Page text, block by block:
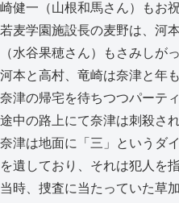
崎健一（山根和馬さん）もお
若麦学園施設長の麦野は、河
（水谷果穂さん）もさみしが
河本と高村、竜崎は奈津と年
奈津の帰宅を待ちつつパーテ
途中の路上にて奈津は刺殺さ
奈津は地面に「三」というダ
を遺しており、それは犯人を
当時、捜査に当たっていた草